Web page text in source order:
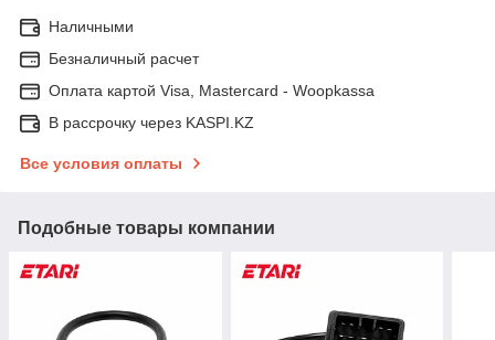
Наличными
Безналичный расчет
Оплата картой Visa, Mastercard - Woopkassa
В рассрочку через KASPI.KZ
Все условия оплаты
Подобные товары компании